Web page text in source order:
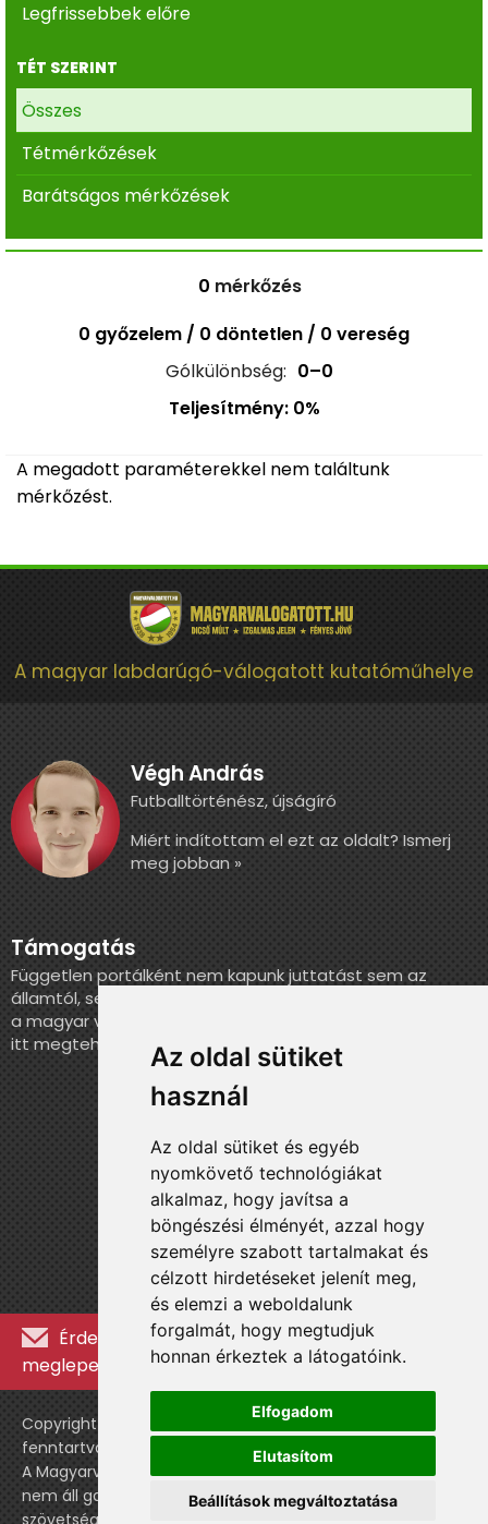
Az oldal sütiket
használ
Az oldal sütiket és egyéb
nyomkövető technológiákat
alkalmaz, hogy javítsa a
böngészési élményét, azzal hogy
személyre szabott tartalmakat és
célzott hirdetéseket jelenít meg,
és elemzi a weboldalunk
forgalmát, hogy megtudjuk
honnan érkeztek a látogatóink.
Elfogadom
Elutasítom
Beállítások megváltoztatása
Legfrissebbek előre
TÉT SZERINT
Összes
Tétmérkőzések
Barátságos mérkőzések
0 mérkőzés
0 győzelem / 0 döntetlen / 0 vereség
Gólkülönbség: 0–0
Teljesítmény: 0%
A megadott paraméterekkel nem találtunk
mérkőzést.
A magyar labdarúgó-válogatott kutatóműhelye
Végh András
Futballtörténész, újságíró
Miért indítottam el ezt az oldalt? Ismerj
meg jobban »
Támogatás
Független portálként nem kapunk juttatást sem az
államtól, sem más szervezettől. Ha szeretnél segíteni
a magyar válogatott történelmének feldolgozásában,
itt megteheted.
Érdekességekért, kulisszatitkokért és
meglepetésekért iratkozz fel a hírlevélre »
Copyright © WebshopLady 2007-2026 Minden jog
fenntartva, kivéve a külön feltüntetett esetekben.
A Magyarvalogatott.hu egy nemhivatalos történeti oldal,
nem áll gazdasági kapcsolatban a labdarúgó
szövetséggel vagy a válogatott stábjával.